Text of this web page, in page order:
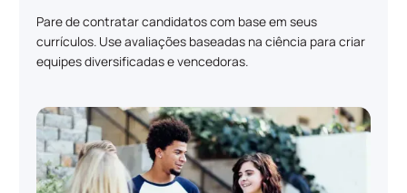
Pare de contratar candidatos com base em seus
currículos. Use avaliações baseadas na ciência para criar
equipes diversificadas e vencedoras.